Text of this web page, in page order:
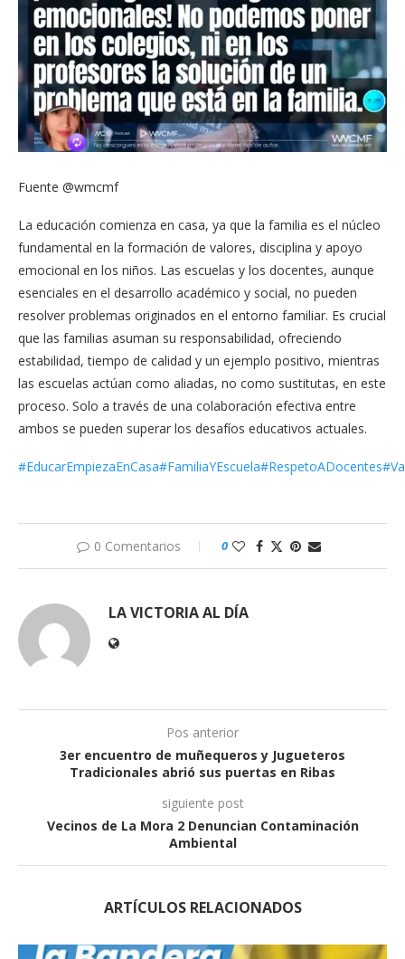
Fuente @wmcmf
La educación comienza en casa, ya que la familia es el núcleo
fundamental en la formación de valores, disciplina y apoyo
emocional en los niños. Las escuelas y los docentes, aunque
esenciales en el desarrollo académico y social, no pueden
resolver problemas originados en el entorno familiar. Es crucial
que las familias asuman su responsabilidad, ofreciendo
estabilidad, tiempo de calidad y un ejemplo positivo, mientras
las escuelas actúan como aliadas, no como sustitutas, en este
proceso. Solo a través de una colaboración efectiva entre
ambos se pueden superar los desafíos educativos actuales.
#EducarEmpiezaEnCasa#FamiliaYEscuela#RespetoADocentes
0 Comentarios 0
LA VICTORIA AL DÍA
Pos anterior
3er encuentro de muñequeros y Jugueteros
Tradicionales abrió sus puertas en Ribas
siguiente post
Vecinos de La Mora 2 Denuncian Contaminación
Ambiental
ARTÍCULOS RELACIONADOS